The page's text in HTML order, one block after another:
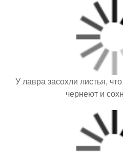
У лавра засохли листья,
чернеют и